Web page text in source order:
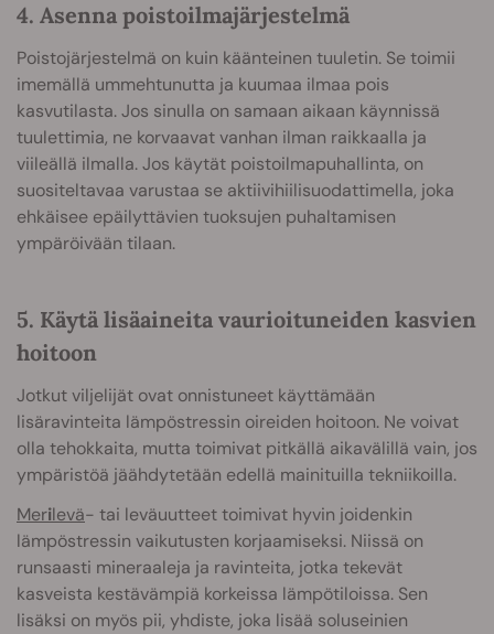
4. Asenna poistoilmajärjestelmä
Poistojärjestelmä on kuin käänteinen tuuletin. Se toimii
imemällä ummehtunutta ja kuumaa ilmaa pois
kasvutilasta. Jos sinulla on samaan aikaan käynnissä
tuulettimia, ne korvaavat vanhan ilman raikkaalla ja
viileällä ilmalla. Jos käytät poistoilmapuhallinta, on
suositeltavaa varustaa se aktiivihiilisuodattimella, joka
ehkäisee epäilyttävien tuoksujen puhaltamisen
ympäröivään tilaan.
5. Käytä lisäaineita vaurioituneiden kasvien
hoitoon
Jotkut viljelijät ovat onnistuneet käyttämään
lisäravinteita lämpöstressin oireiden hoitoon. Ne voivat
olla tehokkaita, mutta toimivat pitkällä aikavälillä vain, jos
ympäristöä jäähdytetään edellä mainituilla tekniikoilla.
Merilevä- tai leväuutteet toimivat hyvin joidenkin
lämpöstressin vaikutusten korjaamiseksi. Niissä on
runsaasti mineraaleja ja ravinteita, jotka tekevät
kasveista kestävämpiä korkeissa lämpötiloissa. Sen
lisäksi on myös pii, yhdiste, joka lisää soluseinien